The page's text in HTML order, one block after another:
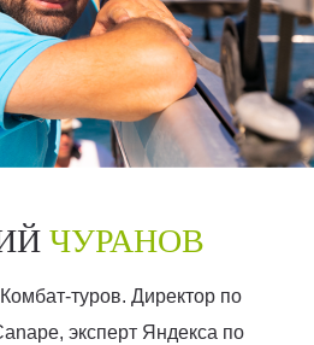
ЧУРАНОВ
туров. Директор по
эксперт Яндекса по